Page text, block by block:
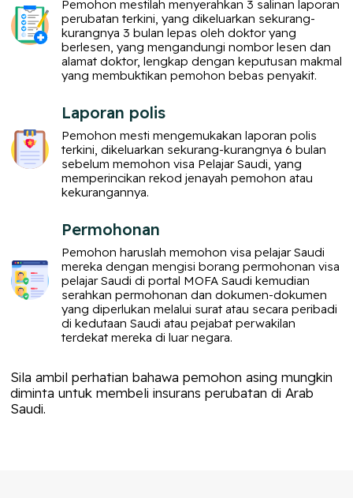
Pemohon mestilah menyerahkan 3 salinan laporan
perubatan terkini, yang dikeluarkan sekurang-
kurangnya 3 bulan lepas oleh doktor yang
berlesen, yang mengandungi nombor lesen dan
alamat doktor, lengkap dengan keputusan makmal
yang membuktikan pemohon bebas penyakit.
Laporan polis
Pemohon mesti mengemukakan laporan polis
terkini, dikeluarkan sekurang-kurangnya 6 bulan
sebelum memohon visa Pelajar Saudi, yang
memperincikan rekod jenayah pemohon atau
kekurangannya.
Permohonan
Pemohon haruslah memohon visa pelajar Saudi
mereka dengan mengisi borang permohonan visa
pelajar Saudi di portal MOFA Saudi kemudian
serahkan permohonan dan dokumen-dokumen
yang diperlukan melalui surat atau secara peribadi
di kedutaan Saudi atau pejabat perwakilan
terdekat mereka di luar negara.
Sila ambil perhatian bahawa pemohon asing mungkin
diminta untuk membeli insurans perubatan di Arab
Saudi.